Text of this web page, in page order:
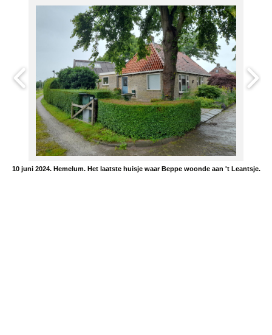
10 juni 2024. Hemelum. Het laatste huisje waar Beppe woonde aan 't Leantsje.